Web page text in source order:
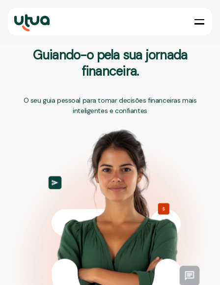
Guiando-o pela sua jornada
financeira.
O seu guia pessoal para tomar decisões financeiras mais
inteligentes e confiantes